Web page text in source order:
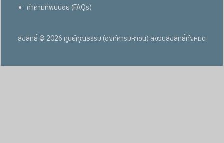
คำถามที่พบบ่อย (FAQs)
ลิขสิทธิ์ © 2026 ศูนย์คุณธรรม (องค์การมหาชน) สงวนลิขสิทธิ์ทั้งหมด